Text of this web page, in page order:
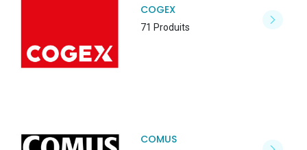
COGEX
71 Produits
COMUS